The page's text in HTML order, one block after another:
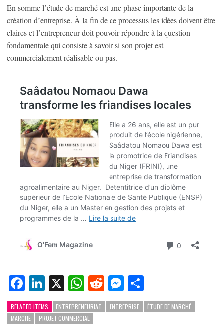
En somme l’étude de marché est une phase importante de la
création d’entreprise. À la fin de ce processus les idées doivent être
claires et l’entrepreneur doit pouvoir répondre à la question
fondamentale qui consiste à savoir si son projet est
commercialement réalisable ou pas.
Facebook
LinkedIn
X WhatsApp
RedditMessenger
RELATED ITEMS ENTREPRENEURIAT ENTREPRISE
ÉTUDE DE MARCHÉ
MARCHE
PROJET COMMERCIAL